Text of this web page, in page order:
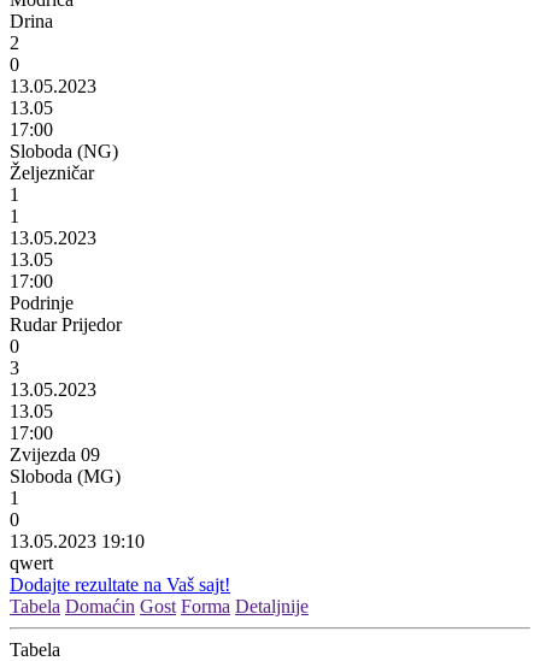
Drina
2
0
13.05.2023
13.05
17:00
Sloboda (NG)
Željezničar
1
1
13.05.2023
13.05
17:00
Podrinje
Rudar Prijedor
0
3
13.05.2023
13.05
17:00
Zvijezda 09
Sloboda (MG)
1
0
13.05.2023 19:10
qwert
Dodajte rezultate na Vaš sajt!
Tabela Domaćin Gost Forma Detaljnije
Tabela